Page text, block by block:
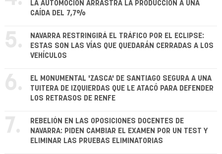
LA AUTOMOCIÓN ARRASTRA LA PRODUCCIÓN A UNA
CAÍDA DEL 7,7%
5.
NAVARRA RESTRINGIRÁ EL TRÁFICO POR EL ECLIPSE:
ESTAS SON LAS VÍAS QUE QUEDARÁN CERRADAS A LOS
VEHÍCULOS
6.
EL MONUMENTAL 'ZASCA' DE SANTIAGO SEGURA A UNA
TUITERA DE IZQUIERDAS QUE LE ATACÓ PARA DEFENDER
LOS RETRASOS DE RENFE
7.
REBELIÓN EN LAS OPOSICIONES DOCENTES DE
NAVARRA: PIDEN CAMBIAR EL EXAMEN POR UN TEST Y
ELIMINAR LAS PRUEBAS ELIMINATORIAS